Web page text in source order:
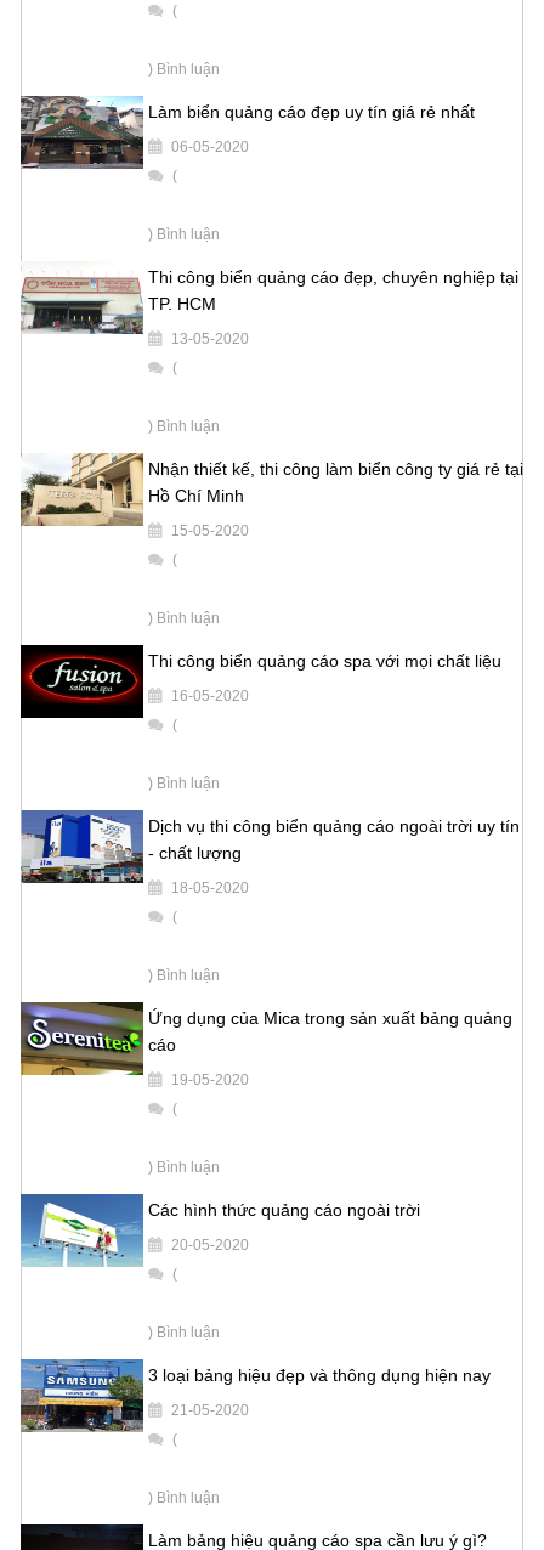
(
) Bình luận
Làm biển quảng cáo đẹp uy tín giá rẻ nhất
06-05-2020
(
) Bình luận
Thi công biển quảng cáo đẹp, chuyên nghiệp tại
TP. HCM
13-05-2020
(
) Bình luận
Nhận thiết kế, thi công làm biển công ty giá rẻ tại
Hồ Chí Minh
15-05-2020
(
) Bình luận
Thi công biển quảng cáo spa với mọi chất liệu
16-05-2020
(
) Bình luận
Dịch vụ thi công biển quảng cáo ngoài trời uy tín
- chất lượng
18-05-2020
(
) Bình luận
Ứng dụng của Mica trong sản xuất bảng quảng
cáo
19-05-2020
(
) Bình luận
Các hình thức quảng cáo ngoài trời
20-05-2020
(
) Bình luận
3 loại bảng hiệu đẹp và thông dụng hiện nay
21-05-2020
(
) Bình luận
Làm bảng hiệu quảng cáo spa cần lưu ý gì?